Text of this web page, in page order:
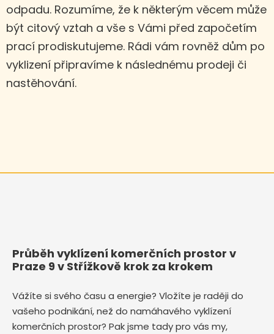
odpadu. Rozumíme, že k některým věcem může
být citový vztah a vše s Vámi před započetím
prací prodiskutujeme. Rádi vám rovněž dům po
vyklizení připravíme k následnému prodeji či
nastěhování.
Průběh vyklízení komerčních prostor v
Praze 9 v Střížkově krok za krokem
Vážíte si svého času a energie? Vložíte je raději do
vašeho podnikání, než do namáhavého vyklízení
komerčních prostor? Pak jsme tady pro vás my,